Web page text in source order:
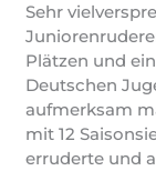
Sehr
Plätzen und
Deutschen
aufmerksam
mit 12
erruderte und